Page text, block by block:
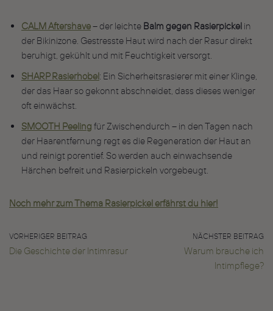
CALM Aftershave– der leichte Balm gegen Rasierpickel in
der Bikinizone. Gestresste Haut wird nach der Rasur direkt
beruhigt, gekühlt und mit Feuchtigkeit versorgt.
SHARP Rasierhobel : Ein Sicherheitsrasierer mit einer Klinge,
der das Haar so gekonnt abschneidet, dass dieses weniger
oft einwächst.
SMOOTH Peeling für Zwischendurch – in den Tagen nach
der Haarentfernung regt es die Regeneration der Haut an
und reinigt porentief. So werden auch einwachsende
Härchen befreit und Rasierpickeln vorgebeugt.
Noch mehr zum Thema Rasierpickel erfährst du hier!
VORHERIGER BEITRAG
Die Geschichte der Intimrasur
NÄCHSTER BEITRAG
Warum brauche ich
Intimpflege?